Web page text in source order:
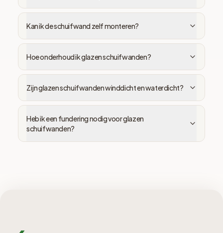
Kan ik de schuifwand zelf monteren?
Hoe onderhoud ik glazen schuifwanden?
Zijn glazen schuifwanden winddicht en waterdicht?
Heb ik een fundering nodig voor glazen
schuifwanden?